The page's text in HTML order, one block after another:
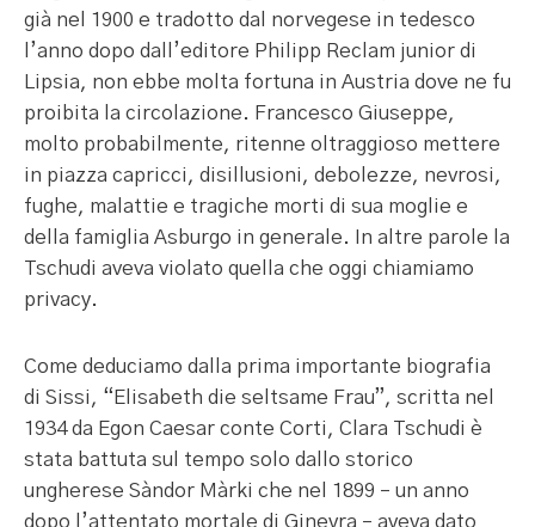
già nel 1900 e tradotto dal norvegese in tedesco
l’anno dopo dall’editore Philipp Reclam junior di
Lipsia, non ebbe molta fortuna in Austria dove ne fu
proibita la circolazione. Francesco Giuseppe,
molto probabilmente, ritenne oltraggioso mettere
in piazza capricci, disillusioni, debolezze, nevrosi,
fughe, malattie e tragiche morti di sua moglie e
della famiglia Asburgo in generale. In altre parole la
Tschudi aveva violato quella che oggi chiamiamo
privacy.
Come deduciamo dalla prima importante biografia
di Sissi, “Elisabeth die seltsame Frau”, scritta nel
1934 da Egon Caesar conte Corti, Clara Tschudi è
stata battuta sul tempo solo dallo storico
ungherese Sàndor Màrki che nel 1899 – un anno
dopo l’attentato mortale di Ginevra – aveva dato